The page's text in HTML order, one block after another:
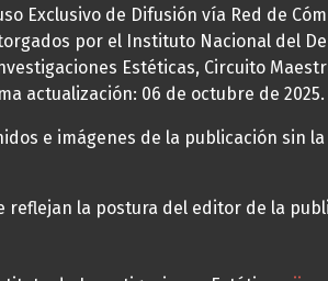
Exclusivo de Difusión vía Red de
por el Instituto Nacional del
Estéticas, Circuito
actualización: 06 de octubre de 2025.
e imágenes de la publicación sin
la postura del editor de la